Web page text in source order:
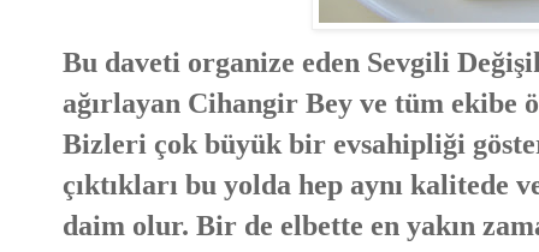
Bu daveti organize eden Sevgili
ağırlayan Cihangir Bey ve tüm
Bizleri çok büyük bir evsahipliği
çıktıkları bu yolda hep aynı kalitede
daim olur. Bir de elbette en yakın